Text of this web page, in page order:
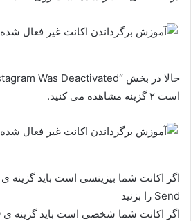
است ۲ گزینه مشاهده می کنید.
Send را بزنید